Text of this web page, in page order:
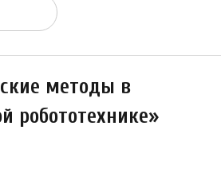
методы в
робототехнике»